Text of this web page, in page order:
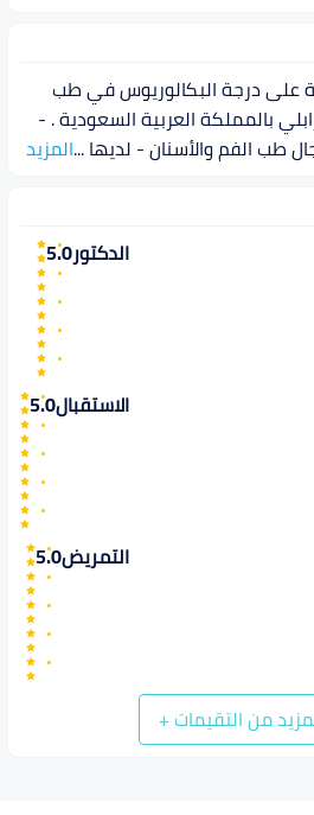
على درجة البكالوريوس في طب
بالمملكة العربية السعودية . -
طب الفم والأسنان - لديها...المزيد
الدكتور5.0
الاستقبال5.0
التمريض5.0
من التقيمات +